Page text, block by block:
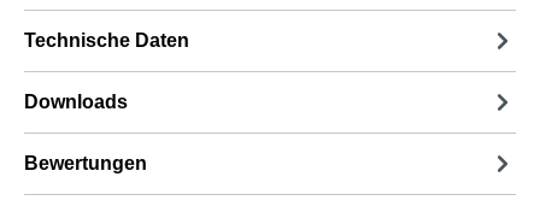
Technische Daten
Downloads
Bewertungen